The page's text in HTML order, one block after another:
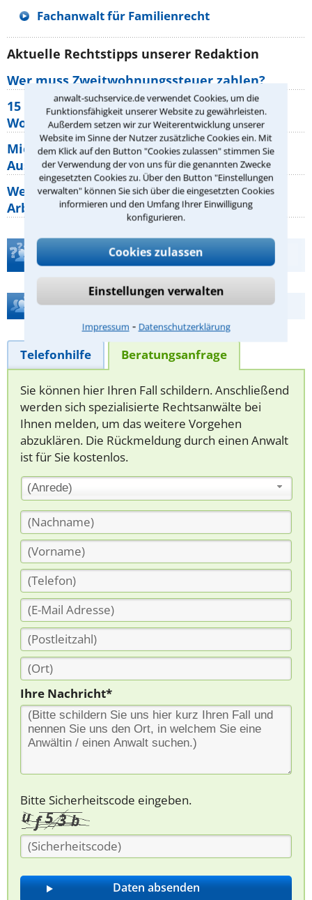
anwalt-suchservice.de verwendet Cookies, um die
Funktionsfähigkeit unserer Website zu gewährleisten.
Außerdem setzen wir zur Weiterentwicklung unserer
Website im Sinne der Nutzer zusätzliche Cookies ein. Mit
dem Klick auf den Button "Cookies zulassen" stimmen Sie
der Verwendung der von uns für die genannten Zwecke
eingesetzten Cookies zu. Über den Button "Einstellungen
verwalten" können Sie sich über die eingesetzten Cookies
informieren und den Umfang Ihrer Einwilligung
konfigurieren.
Cookies zulassen
Einstellungen verwalten
Impressum ⁃ Datenschutzerklärung
Fachanwalt für Familienrecht
Aktuelle Rechtstipps unserer Redaktion
Wer muss Zweitwohnungssteuer zahlen?
15 elementare Rechte, die jeder
Wohnungseigentümer kennen sollte
Mietpreisbremse 2026: Alle Regeln,
Ausnahmen und Rechte für Mieter
Welche Regeln für Teilnahme, Urlaub,
Arbeitszeit gelten beim
Teste Dein Rechtswissen
Hilfe bei Ihrer Anwaltsuche?
Telefonhilfe Beratungsanfrage
Sie können hier Ihren Fall schildern. Anschließend
werden sich spezialisierte Rechtsanwälte bei
Ihnen melden, um das weitere Vorgehen
abzuklären. Die Rückmeldung durch einen Anwalt
ist für Sie kostenlos.
(Anrede)
Ihre Nachricht*
Bitte Sicherheitscode eingeben.